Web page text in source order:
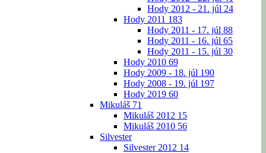
Hody 2012 - 21. júl 24
Hody 2011 183
Hody 2011 - 17. júl 88
Hody 2011 - 16. júl 65
Hody 2011 - 15. júl 30
Hody 2010 69
Hody 2009 - 18. júl 190
Hody 2008 - 19. júl 197
Hody 2019 60
Mikuláš 71
Mikuláš 2012 15
Mikuláš 2010 56
Silvester
Silvester 2012 14